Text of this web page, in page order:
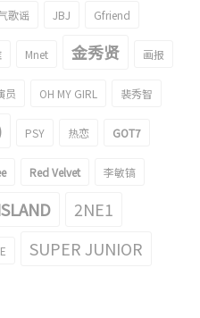
歌谣 JBJ Gfriend
Mnet 金秀贤 画报
员 OH MY GIRL 裴秀智
PSY 热恋 GOT7
Red Velvet 李敏镐
2NE1
SUPER JUNIOR